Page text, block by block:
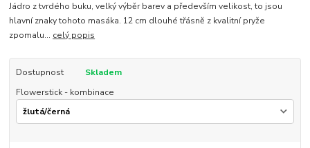
Jádro z tvrdého buku, velký výběr barev a především velikost, to jsou
hlavní znaky tohoto masáka. 12 cm dlouhé třásně z kvalitní pryže
zpomalu... celý popis
Dostupnost
Skladem
Flowerstick - kombinace